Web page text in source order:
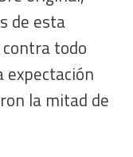
de esta
contra todo
expectación
la mitad de